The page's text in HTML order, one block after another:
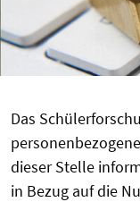
Das
dieser Stelle
in Bezug auf die